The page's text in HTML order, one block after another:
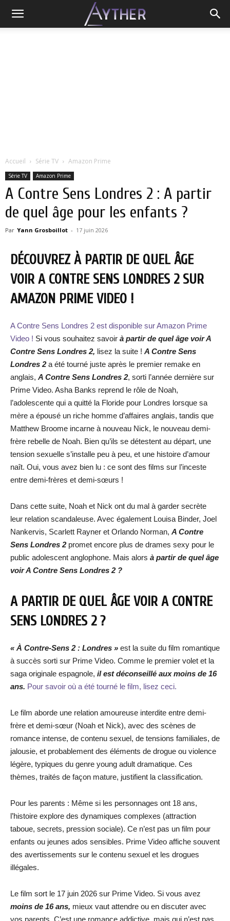
Accueil Série TV Amazon Prime
Série TV Amazon Prime
A Contre Sens Londres 2 : A partir
de quel âge pour les enfants ?
Par Yann Grosboillot - 17 juin 2026
DÉCOUVREZ À PARTIR DE QUEL ÂGE
VOIR A CONTRE SENS LONDRES 2 SUR
AMAZON PRIME VIDEO !
A Contre Sens Londres 2 est disponible sur Amazon Prime
Video ! Si vous souhaitez savoir à partir de quel âge voir A
Contre Sens Londres 2, lisez la suite ! A Contre Sens
Londres 2a été tourné juste après le premier remake en
anglais, A Contre Sens Londres 2, sorti l’année dernière sur
Prime Video. Asha Banks reprend le rôle de Noah,
l’adolescente qui a quitté la Floride pour Londres lorsque sa
mère a épousé un riche homme d’affaires anglais, tandis que
Matthew Broome incarne à nouveau Nick, le nouveau demi-
frère rebelle de Noah. Bien qu’ils se détestent au départ, une
tension sexuelle s’installe peu à peu, et une histoire d’amour
naît. Oui, vous avez bien lu : ce sont des films sur l’inceste
entre demi-frères et demi-sœurs !
Dans cette suite, Noah et Nick ont du mal à garder secrète
leur relation scandaleuse. Avec également Louisa Binder, Joel
Nankervis, Scarlett Rayner et Orlando Norman, A Contre
Sens Londres 2promet encore plus de drames sexy pour le
public adolescent anglophone. Mais alors à partir de quel âge
voir A Contre Sens Londres 2 ?
A PARTIR DE QUEL ÂGE VOIR A CONTRE
SENS LONDRES 2 ?
« À Contre-Sens 2 : Londres » est la suite du film romantique
à succès sorti sur Prime Video. Comme le premier volet et la
saga originale espagnole, il est déconseillé aux moins de 16
ans. Pour savoir où a été tourné le film, lisez ceci.
Le film aborde une relation amoureuse interdite entre demi-
frère et demi-sœur (Noah et Nick), avec des scènes de
romance intense, de contenu sexuel, de tensions familiales, de
jalousie, et probablement des éléments de drogue ou violence
légère, typiques du genre young adult dramatique. Ces
thèmes, traités de façon mature, justifient la classification.
Pour les parents : Même si les personnages ont 18 ans,
l’histoire explore des dynamiques complexes (attraction
taboue, secrets, pression sociale). Ce n’est pas un film pour
enfants ou jeunes ados sensibles. Prime Video affiche souvent
des avertissements sur le contenu sexuel et les drogues
illégales.
Le film sort le 17 juin 2026 sur Prime Video. Si vous avez
moins de 16 ans, mieux vaut attendre ou en discuter avec
vos parents. C’est une romance addictive, mais qui n’est pas